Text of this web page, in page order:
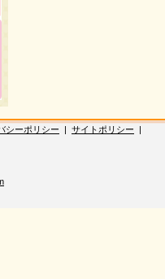
シーポリシー | サイトポリシー |